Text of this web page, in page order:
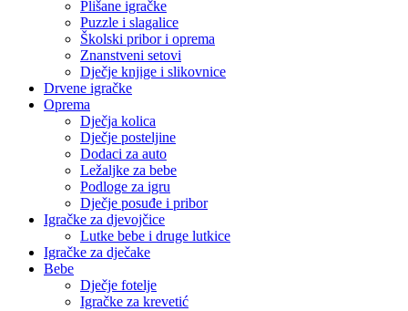
Plišane igračke
Puzzle i slagalice
Školski pribor i oprema
Znanstveni setovi
Dječje knjige i slikovnice
Drvene igračke
Oprema
Dječja kolica
Dječje posteljine
Dodaci za auto
Ležaljke za bebe
Podloge za igru
Dječje posuđe i pribor
Igračke za djevojčice
Lutke bebe i druge lutkice
Igračke za dječake
Bebe
Dječje fotelje
Igračke za krevetić